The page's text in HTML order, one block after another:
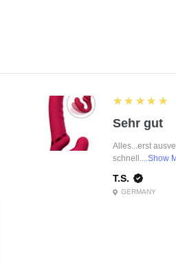
5
★★★★★
Sehr gut
Alles...erst
schnell....Show
T.S.
GERMANY